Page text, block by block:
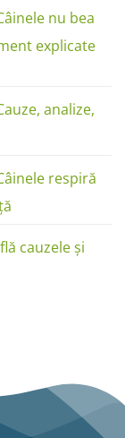
nu bea
explicate
analize,
respiră
cauzele și